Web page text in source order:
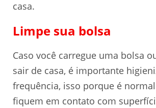
casa.
Limpe sua bolsa
Caso você carregue uma bolsa
sair de casa, é importante
frequência, isso porque é
fiquem em contato com